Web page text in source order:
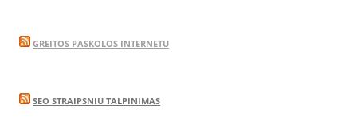
GREITOS PASKOLOS INTERNETU
SEO STRAIPSNIU TALPINIMAS